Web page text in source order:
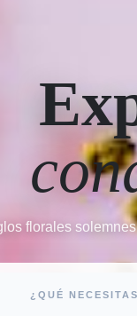
florales
¿QUÉ